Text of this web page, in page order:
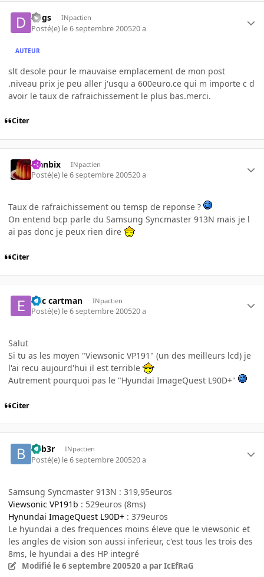
dogs INpactien
Posté(e) le 6 septembre 200520 a
AUTEUR
slt desole pour le mauvaise emplacement de mon post
.niveau prix je peu aller j'usqu a 600euro.ce qui m importe c d
avoir le taux de rafraichissement le plus bas.merci.
Citer
Flanbix INpactien
Posté(e) le 6 septembre 200520 a
Taux de rafraichissement ou temsp de reponse ?
On entend bcp parle du Samsung Syncmaster 913N mais je l
ai pas donc je peux rien dire
Citer
eric cartman INpactien
Posté(e) le 6 septembre 200520 a
Salut
Si tu as les moyen "Viewsonic VP191" (un des meilleurs lcd) je
l'ai recu aujourd'hui il est terrible
Autrement pourquoi pas le "Hyundai ImageQuest L90D+"
Citer
beb3r INpactien
Posté(e) le 6 septembre 200520 a
Samsung Syncmaster 913N : 319,95euros
Viewsonic VP191b : 529euros (8ms)
Hynundai ImageQuest L90D+ : 379euros
Le hyundai a des frequences moins éleve que le viewsonic et
les angles de vision son aussi inferieur, c'est tous les trois des
8ms, le hyundai a des HP integré
Modifié le 6 septembre 200520 a par IcEfRaG